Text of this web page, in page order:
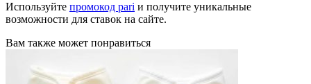
Используйте промокод pari и получите уникальные
возможности для ставок на сайте.
Вам также может понравиться